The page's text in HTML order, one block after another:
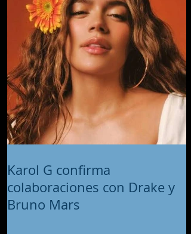
Karol G confirma
colaboraciones con Drake y
Bruno Mars